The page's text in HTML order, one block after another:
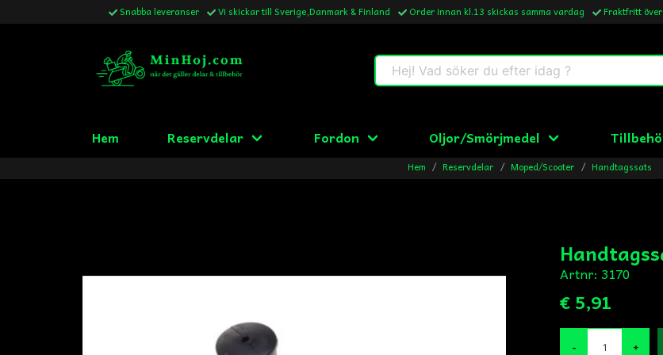
Snabba leveranser Vi skickar till Sverige,Danmark & Finland Order innan kl.13 skickas samma vardag Fraktfritt
Hej! Vad söker du efter idag ?
Hem Reservdelar Fordon Oljor/Smörjmedel
Hem Reservdelar Moped/Scooter Handtagssats
Artnr: 3170
€ 5,91
- +